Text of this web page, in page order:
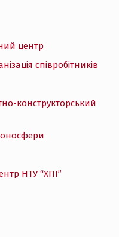
центр
співробітників
конструкторський
НТУ “ХПІ”